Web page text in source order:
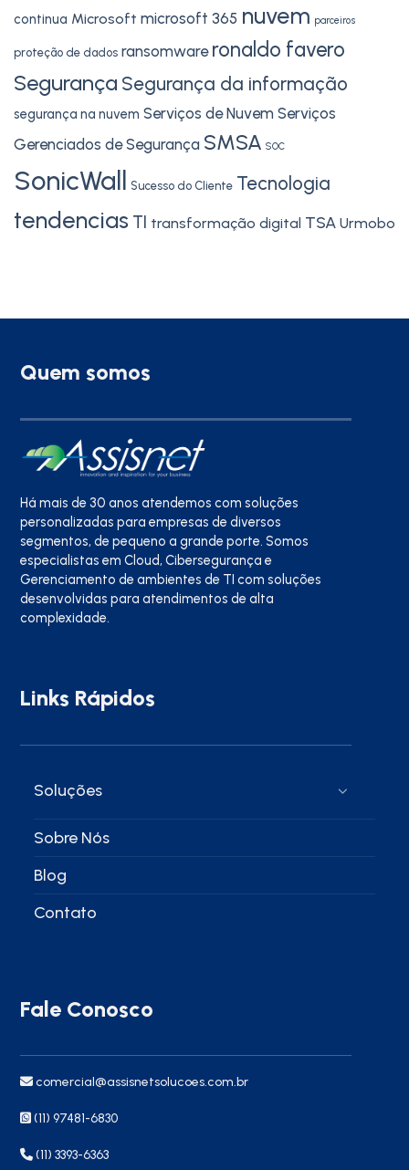
continua Microsoft microsoft 365 nuvem parceiros
proteção de dados ransomware ronaldo favero
Segurança Segurança da informação
segurança na nuvem Serviços de Nuvem Serviços
Gerenciados de Segurança SMSA SOC
SonicWall Sucesso do Cliente Tecnologia
tendencias TI transformação digital TSA Urmobo
Quem somos
Há mais de 30 anos atendemos com soluções
personalizadas para empresas de diversos
segmentos, de pequeno a grande porte. Somos
especialistas em Cloud, Cibersegurança e
Gerenciamento de ambientes de TI com soluções
desenvolvidas para atendimentos de alta
complexidade.
Links Rápidos
Soluções
Sobre Nós
Blog
Contato
Fale Conosco
comercial@assisnetsolucoes.com.br
(11) 97481-6830
(11) 3393-6363